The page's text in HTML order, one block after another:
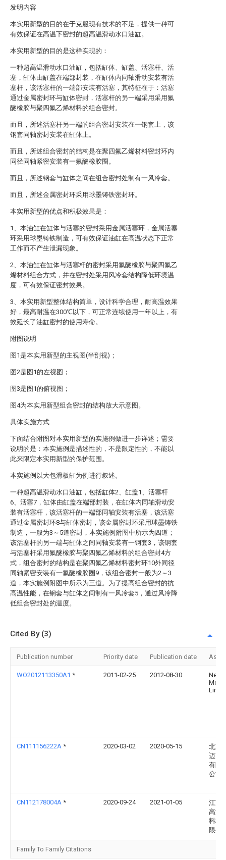
发明内容
本实用新型的目的在于克服现有技术的不足，提供一种可
有效保证在高温下密封的超高温滑动水口油缸。
本实用新型的目的是这样实现的：
一种超高温滑动水口油缸，包括缸体、缸盖、活塞杆、活
塞，缸体由缸盖在端部封装，在缸体内同轴滑动安装有活
塞杆，该活塞杆的一端部安装有活塞，其特征在于：活塞
通过金属密封环与缸体密封，活塞杆的另一端采用采用氟
醚橡胶与聚四氟乙烯材料的组合密封。
而且，所述活塞杆另一端的组合密封安装在一钢套上，该
钢套同轴密封安装在缸体上。
而且，所述组合密封的结构是在聚四氟乙烯材料密封环内
同径同轴紧密安装有一氟醚橡胶圈。
而且，所述钢套与缸体之间在组合密封处制有一风冷套。
而且，所述金属密封环采用球墨铸铁密封环。
本实用新型的优点和积极效果是：
1、本油缸在缸体与活塞的密封采用金属活塞环，金属活塞
环采用球墨铸铁制造，可有效保证油缸在高温状态下正常
工作而不产生泄漏现象。
2、本油缸在缸体与活塞杆的密封采用氟醚橡胶与聚四氟乙
烯材料组合方式，并在密封处采用风冷套结构降低环境温
度，可有效保证密封效果。
3、本实用新型整体结构简单，设计科学合理，耐高温效果
好，最高耐温在300℃以下，可正常连续使用一年以上，有
效延长了油缸密封的使用寿命。
附图说明
图1是本实用新型的主视图(半剖视)；
图2是图1的左视图；
图3是图1的俯视图；
图4为本实用新型组合密封的结构放大示意图。
具体实施方式
下面结合附图对本实用新型的实施例做进一步详述；需要
说明的是：本实施例是描述性的，不是限定性的，不能以
此来限定本实用新型的保护范围。
本实施例以大包滑板缸为例进行叙述。
一种超高温滑动水口油缸，包括缸体2、缸盖1、活塞杆
6、活塞7，缸体由缸盖在端部封装，在缸体内同轴滑动安
装有活塞杆，该活塞杆的一端部同轴安装有活塞，该活塞
通过金属密封环8与缸体密封，该金属密封环采用球墨铸铁
制造，一般为3～5道密封，本实施例附图中所示为四道；
该活塞杆的另一端与缸体之间同轴安装有一钢套3，该钢套
与活塞杆采用氟醚橡胶与聚四氟乙烯材料的组合密封4方
式，组合密封的结构是在聚四氟乙烯材料密封环10外同径
同轴紧密安装有一氟醚橡胶圈9，该组合密封一般为2～3
道，本实施例附图中所示为三道。为了提高组合密封的抗
高温性能，在钢套与缸体之间制有一风冷套5，通过风冷降
低组合密封处的温度。
Cited By (3)
Publication number Priority date Publication date
WO2012113350A1 * 2011-02-25 2012-08-30
Neo
CN111156222A * 2020-03-02 2020-05-15
北京
迈克
有限
公司
CN112178004A * 2020-09-24 2021-01-05
江苏
高温
料科
限公
Family To Family Citations